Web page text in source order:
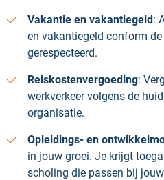
Vakantie en vakantiegeld:
en vakantiegeld conform
gerespecteerd.
Reiskostenvergoeding:
werkverkeer volgens de
organisatie.
Opleidings- en
in jouw groei. Je krijgt
scholing die passen bij